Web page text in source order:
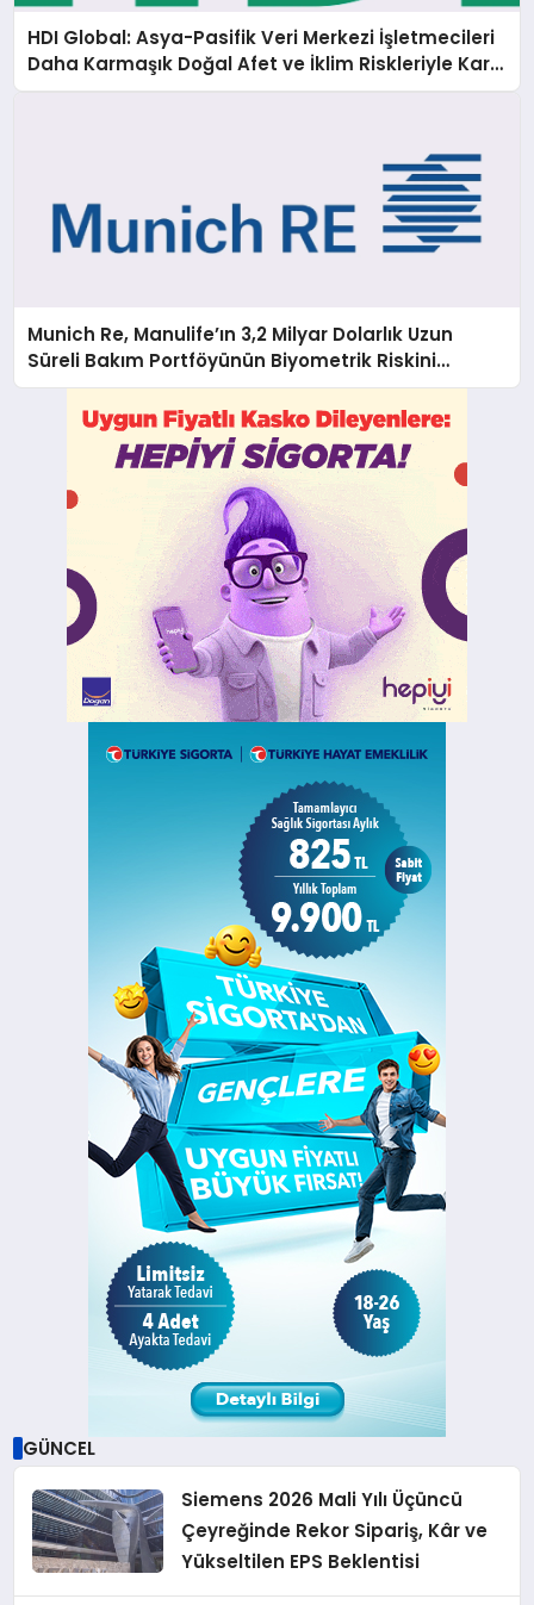
HDI Global: Asya-Pasifik Veri Merkezi İşletmecileri
Daha Karmaşık Doğal Afet ve İklim Riskleriyle Karşı
Karşıya
Munich Re, Manulife’ın 3,2 Milyar Dolarlık Uzun
Süreli Bakım Portföyünün Biyometrik Riskini
Üstleniyor
GÜNCEL
Siemens 2026 Mali Yılı Üçüncü
Çeyreğinde Rekor Sipariş, Kâr ve
Yükseltilen EPS Beklentisi